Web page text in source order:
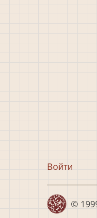
Меню
записи
Войти
©